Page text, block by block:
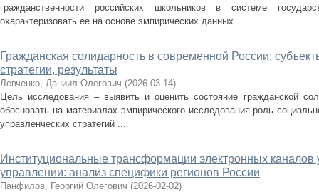
гражданственности российских школьников в системе
охарактеризовать ее на основе эмпирических данных. ...
Гражданская солидарность в современной России:
стратегии, результаты
Левченко, Даниил Олегович (2026-03-14)
Цель исследования – выявить и оценить состояние гражданской
обосновать на материалах эмпирического исследования роль
управленческих стратегий ...
Институциональные трансформации электронных каналов
управлении: анализ специфики регионов России
Панфилов, Георгий Олегович (2026-02-02)